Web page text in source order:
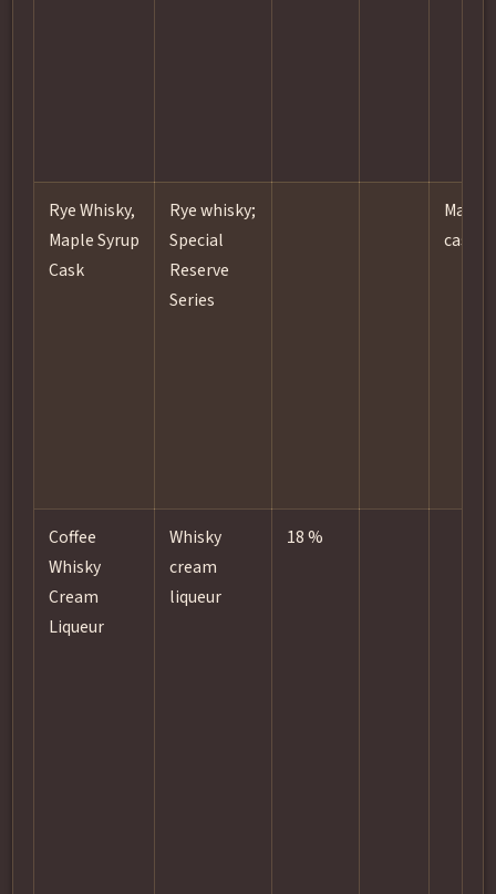
Rye Whisky,
Maple Syrup
Cask
Rye whisky;
Special
Reserve
Series
Maple
cask
Coffee
Whisky
Cream
Liqueur
Whisky
cream
liqueur
18 %